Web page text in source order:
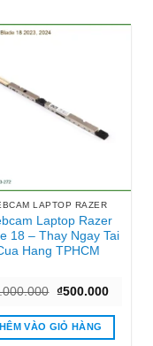
LAPTOP RAZER
Laptop Razer
18 – Thay Ngay Tai
Hang TPHCM
Giá
là:
₫1.000.000.
₫500.000Giá
tại
VÀO GIỎ HÀNG